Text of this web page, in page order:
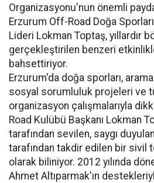
Organizasyonu'nun önemli
Erzurum Off-Road Doğa
Lideri Lokman Toptaş, yıllardır
gerçekleştirilen benzeri
bahsettiriyor.
Erzurum'da doğa sporları,
sosyal sorumluluk projeleri ve
organizasyon çalışmalarıyla
Road Kulübü Başkanı Lokman
tarafından sevilen, saygı
tarafından takdir edilen bir sivil
olarak biliniyor. 2012 yılında
Ahmet Altıparmak'ın